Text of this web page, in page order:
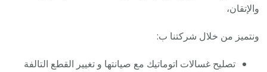
والإتقان،
ونتميز من خلال شركتنا ب:
تصليح غسالات اتوماتيك مع صيانتها و تغيير القطع التالفة